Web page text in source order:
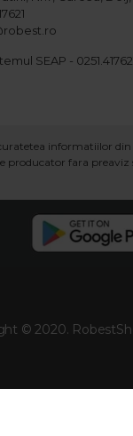
SEAP -
informatiilor din
fara preaviz
© 2020.